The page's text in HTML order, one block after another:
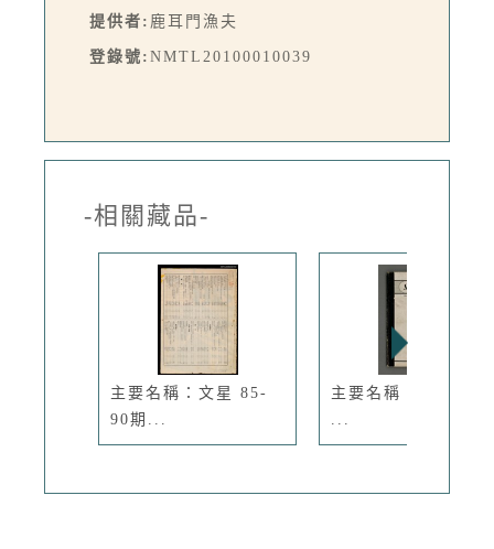
提供者: 鹿耳門漁夫
登錄號: NMTL20100010039
-相關藏品-
主要名稱：文星 85-
90期...
主要名稱：Dream